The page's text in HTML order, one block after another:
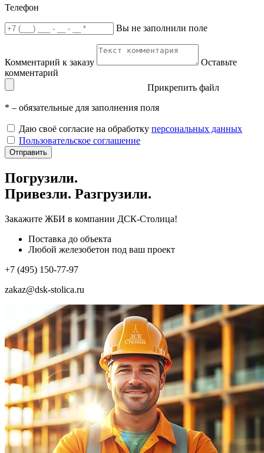
Телефон
Вы не заполнили поле
Комментарий к заказу
Оставьте
комментарий
Прикрепить файл
* – обязательные для заполнения поля
Даю своё согласие на обработку персональных данных
Пользовательское соглашение
Отправить
Погрузили.
Привезли. Разгрузили.
Закажите ЖБИ в компании ДСК-Столица!
Поставка до объекта
Любой железобетон под ваш проект
+7 (495) 150-77-97
zakaz@dsk-stolica.ru